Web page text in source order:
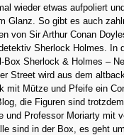
wieder etwas aufpoliert
Glanz. So gibt es auch
von Sir Arthur Conan
Sherlock Holmes. In
Box Sherlock & Holmes –
Street wird aus dem
mit Mütze und Pfeife ein
die Figuren sind
und Professor Moriarty mit
sind in der Box, es geht